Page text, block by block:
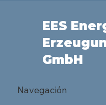
EES
GmbH
Navegación